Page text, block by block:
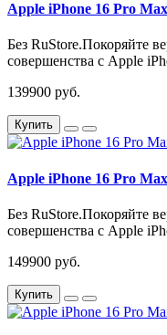
Apple iPhone 16 Pro
Без RuStore.Покоряйте
совершенства с Apple
139900 руб.
Купить
Apple iPhone 16 Pro
Без RuStore.Покоряйте
совершенства с Apple
149900 руб.
Купить